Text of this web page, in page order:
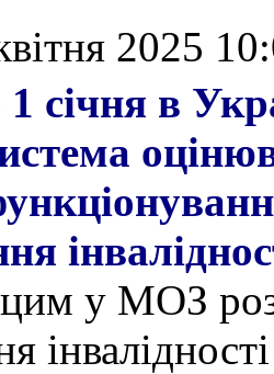
2025
1 січня в
цим у МОЗ
інвалідності